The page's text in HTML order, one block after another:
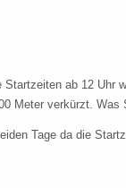
ab 12 Uhr
Meter verkürzt. Was
Tage da die